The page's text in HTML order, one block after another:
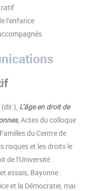
l’enfance
L’âge en droit de
, Actes du colloque
du Centre de
risques et les droits le
de l’Université
essais, Bayonne :
et la Démocratie, mai